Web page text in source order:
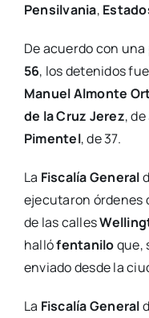
Pensilvania,
De acuerdo con
56, los detenidos
Manuel Almonte
de la Cruz Jerez,
Pimentel, de 37.
La Fiscalía General
ejecutaron órdenes
de las calles
hallófentaniloque,
enviado desde la
La Fiscalía General